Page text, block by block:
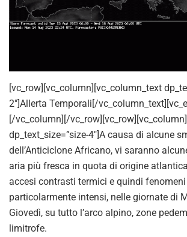
[vc_row][vc_column][vc_column_text
2″]Allerta Temporali[/
[/vc_column][/
dp_text_size=”size-4″]A causa di alcune
dell’Anticiclone Africano, vi saranno
aria più fresca in quota di origine
accesi contrasti termici e quindi
particolarmente intensi, nelle giornate di
Giovedì, su tutto l’arco alpino, zone
limitrofe.